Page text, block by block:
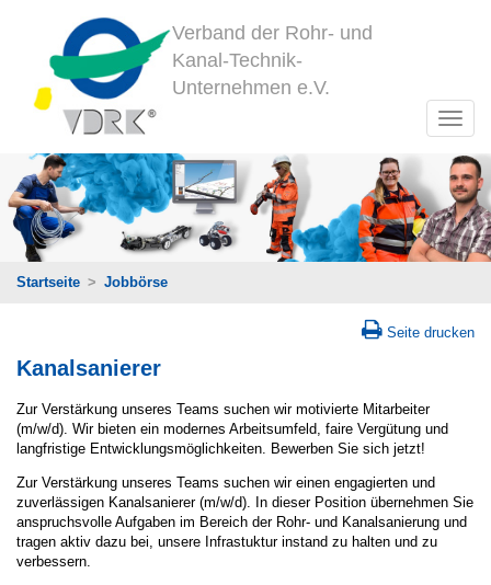
Verband der Rohr- und
Kanal-Technik-
Unternehmen e.V.
Startseite > Jobbörse
Seite drucken
Kanalsanierer
Zur Verstärkung unseres Teams suchen wir motivierte Mitarbeiter
(m/w/d). Wir bieten ein modernes Arbeitsumfeld, faire Vergütung und
langfristige Entwicklungsmöglichkeiten. Bewerben Sie sich jetzt!
Zur Verstärkung unseres Teams suchen wir einen engagierten und
zuverlässigen Kanalsanierer (m/w/d). In dieser Position übernehmen Sie
anspruchsvolle Aufgaben im Bereich der Rohr- und Kanalsanierung und
tragen aktiv dazu bei, unsere Infrastuktur instand zu halten und zu
verbessern.